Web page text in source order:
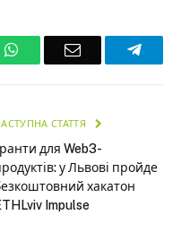
WhatsAppEmail
СТАТТЯ
для Web3-
у Львові пройде
хакатон
Impulse